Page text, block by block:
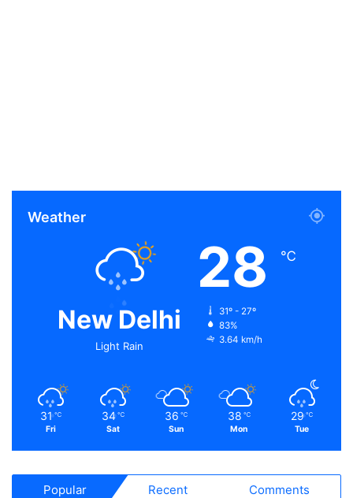
Weather
New Delhi
Light Rain
28 ℃
31º - 27º
83%
3.64 km/h
31 ℃
Fri
34 ℃
Sat
36 ℃
Sun
38 ℃
Mon
29 ℃
Tue
Popular Recent Comments